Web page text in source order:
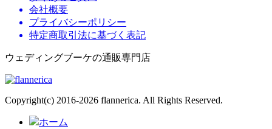
会社概要
プライバシーポリシー
特定商取引法に基づく表記
ウェディングブーケの通販専門店
Copyright(c) 2016-2026 flannerica. All Rights Reserved.
ホーム